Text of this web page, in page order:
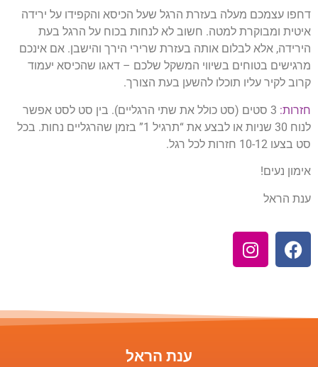
דחפו עצמכם מעלה בעזרת הרגל שעל הכיסא והקפידו על ירידה
איטית ומבוקרת למטה. חשוב לא לנחות בכוח על הרגל בעת
הירידה, אלא לבלום אותה בעזרת שרירי הירך והישבן. אם אינכם
מרגישים בטוחים בשיווי המשקל שלכם – דאגו שהכיסא יעמוד
קרוב לקיר עליו תוכלו להשען בעת הצורך.
חזרות:
3 סטים (סט כולל את שתי הרגליים). בין סט לסט אפשר
לנוח 30 שניות או לבצע את “תרגיל 1” בזמן שהרגליים נחות. בכל
סט בצעו 10-12 חזרות לכל רגל.
אימון נעים!
ענת הראל
ענת הראל